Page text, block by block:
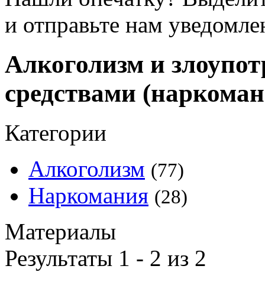
и отправьте нам
Алкоголизм и
средствами
Категории
Алкоголизм (77)
Наркомания (28)
Материалы
Результаты 1 - 2 из 2